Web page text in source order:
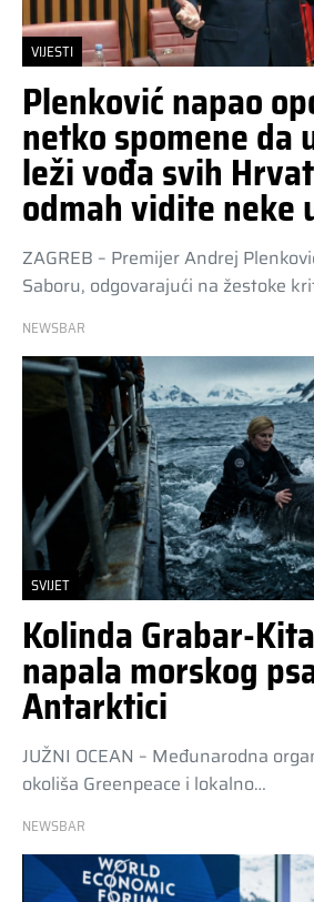
VIJESTI
Plenković napao
netko spomene da
leži vođa svih
odmah vidite neke
ZAGREB – Premijer Andrej
Saboru, odgovarajući na žestoke
NEWSBAR
SVIJET
Kolinda Grabar-
napala morskog
Antarktici
JUŽNI OCEAN – Međunarodna
okoliša Greenpeace i lokalno…
NEWSBAR